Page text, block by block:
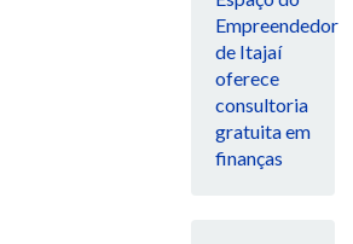
Empreendedor
de Itajaí
oferece
consultoria
gratuita em
finanças